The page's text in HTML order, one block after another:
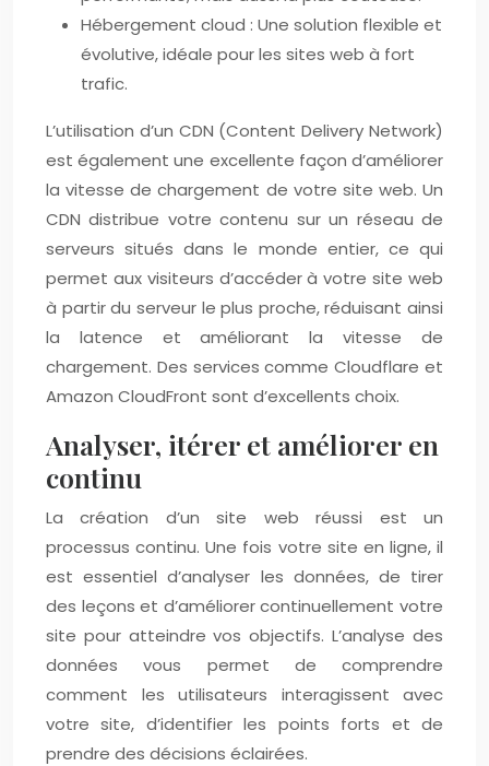
Hébergement cloud : Une solution flexible et
évolutive, idéale pour les sites web à fort
trafic.
L’utilisation d’un CDN (Content Delivery Network)
est également une excellente façon d’améliorer
la vitesse de chargement de votre site web. Un
CDN distribue votre contenu sur un réseau de
serveurs situés dans le monde entier, ce qui
permet aux visiteurs d’accéder à votre site web
à partir du serveur le plus proche, réduisant ainsi
la latence et améliorant la vitesse de
chargement. Des services comme Cloudflare et
Amazon CloudFront sont d’excellents choix.
Analyser, itérer et améliorer en
continu
La création d’un site web réussi est un
processus continu. Une fois votre site en ligne, il
est essentiel d’analyser les données, de tirer
des leçons et d’améliorer continuellement votre
site pour atteindre vos objectifs. L’analyse des
données vous permet de comprendre
comment les utilisateurs interagissent avec
votre site, d’identifier les points forts et de
prendre des décisions éclairées.